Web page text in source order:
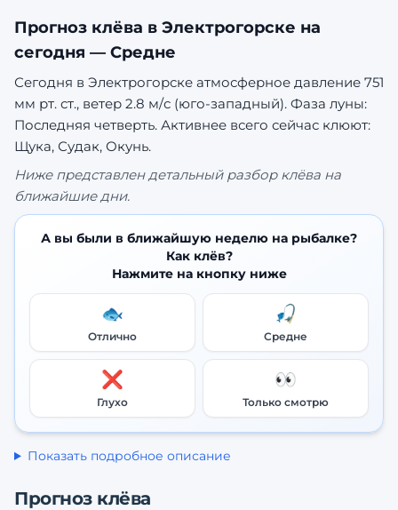
Прогноз клёва в Электрогорске на
сегодня — Средне
Сегодня в Электрогорске атмосферное давление 751
мм рт. ст., ветер 2.8 м/с (юго-западный). Фаза луны:
Последняя четверть. Активнее всего сейчас клюют:
Щука, Судак, Окунь.
Ниже представлен детальный разбор клёва на
ближайшие дни.
А вы были в ближайшую неделю на рыбалке?
Как клёв?
Нажмите на кнопку ниже
🐟
Отлично
🎣
Средне
❌
Глухо
👀
Только смотрю
Показать подробное описание
Прогноз клёва